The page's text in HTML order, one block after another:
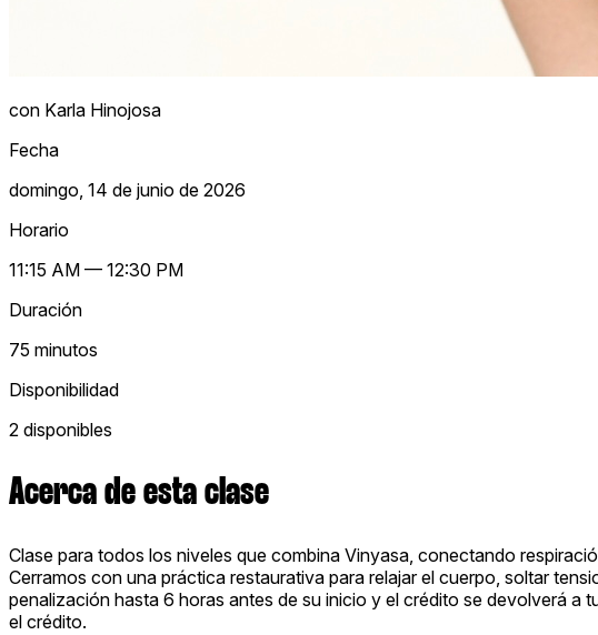
con Karla Hinojosa
Fecha
domingo, 14 de junio de 2026
Horario
11:15 AM — 12:30 PM
Duración
75 minutos
Disponibilidad
2 disponibles
Acerca de esta clase
Clase para todos los niveles que combina Vinyasa, conectando
Cerramos con una práctica restaurativa para relajar el cuerpo, soltar
penalización hasta 6 horas antes de su inicio y el crédito se devolverá a
el crédito.